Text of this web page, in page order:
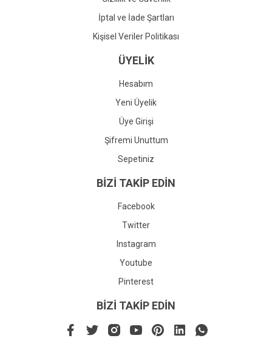
İptal ve İade Şartları
Kişisel Veriler Politikası
ÜYELİK
Hesabım
Yeni Üyelik
Üye Girişi
Şifremi Unuttum
Sepetiniz
BİZİ TAKİP EDİN
Facebook
Twitter
Instagram
Youtube
Pinterest
BİZİ TAKİP EDİN